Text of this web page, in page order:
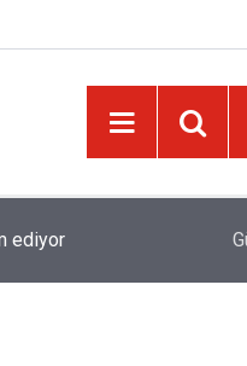
ediyor